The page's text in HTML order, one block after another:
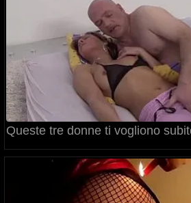
Queste tre donne ti vogliono